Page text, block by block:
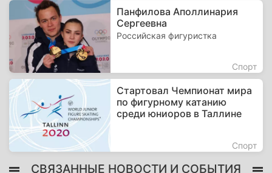
Панфилова Аполлинария
Сергеевна
Российская фигуристка
Спорт
Стартовал Чемпионат мира
по фигурному катанию
среди юниоров в Таллине
Спорт
СВЯЗАННЫЕ НОВОСТИ И СОБЫТИЯ